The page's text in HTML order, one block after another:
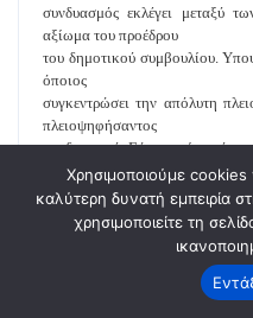
συνδυασμός εκλέγει μεταξύ
αξίωμα του προέδρου
του δημοτικού συμβουλίου.
όποιος
συγκεντρώσει την απόλυτη
πλειοψηφήσαντος
συνδυασμού. Εάν κανείς από
την απόλυτη
πλειοψηφία, τότε η
δεύτερη αυτή
ψηφοφορία δεν συγκεντρωθεί η
πλειοψηφήσαντος συνδυασμού ή
Χρησιμοποιούμε
καλύτερη δυνατή εμπειρία
χρησιμοποιείτε τη